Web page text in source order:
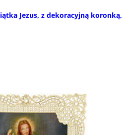
Jezus, z dekoracyjną koronką,